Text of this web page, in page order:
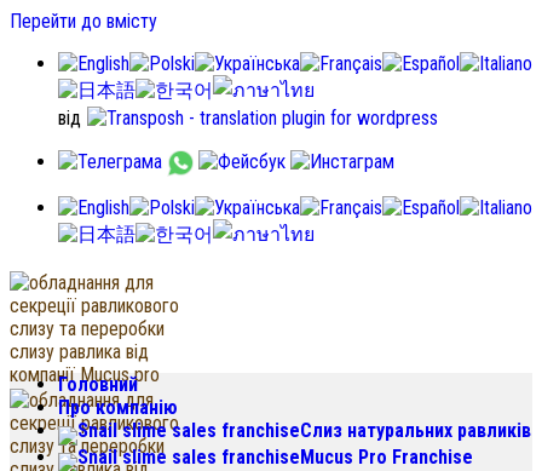
Перейти до вмісту
від
Головний
Про компанію
Слиз натуральних равликів
Mucus Pro Franchise